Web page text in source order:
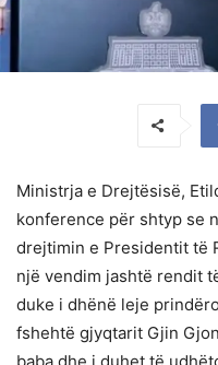
Ministrja e Drejtësisë,
konference për shtyp se
drejtimin e Presidentit të
një vendim jashtë rendit
duke i dhënë leje
fshehtë gjyqtarit Gjin